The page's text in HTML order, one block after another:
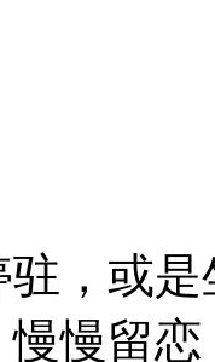
，或
慢留